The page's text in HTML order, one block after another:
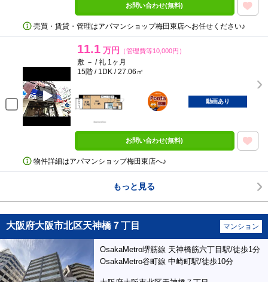
お問い合わせ(無料)
売買・賃貸・管理はアパマンショップ梅田東店へお任せください♪
11.1 万円 （管理費等10,000円）
敷 － / 礼 1ヶ月
15階 / 1DK / 27.06㎡
ポンタ
部屋
動画あり
お問い合わせ(無料)
物件詳細はアパマンショップ梅田東店へ♪
もっと見る
大阪府大阪市北区天神橋７丁目 マンション
OsakaMetro堺筋線 天神橋筋六丁目駅/徒歩1分
OsakaMetro谷町線 中崎町駅/徒歩10分